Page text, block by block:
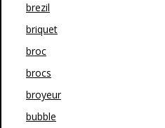
brezil
briquet
broc
brocs
broyeur
bubble